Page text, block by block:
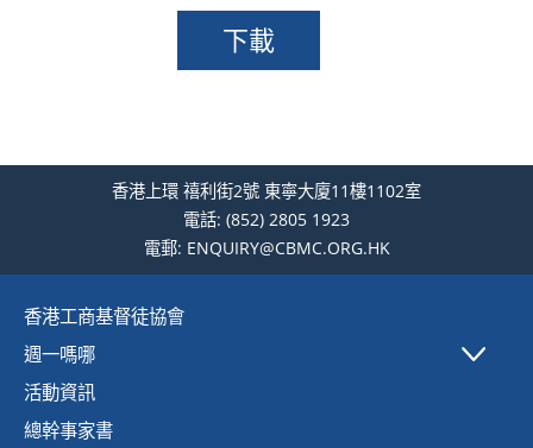
下載
香港上環 禧利街2號 東寧大廈11樓1102室
電話: (852) 2805 1923
電郵: ENQUIRY@CBMC.ORG.HK
香港工商基督徒協會
週一嗎哪
本週週一嗎哪
昔日週一嗎哪下載
活動資訊
總幹事家書